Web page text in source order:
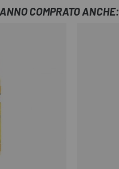
COMPRATO ANCHE: